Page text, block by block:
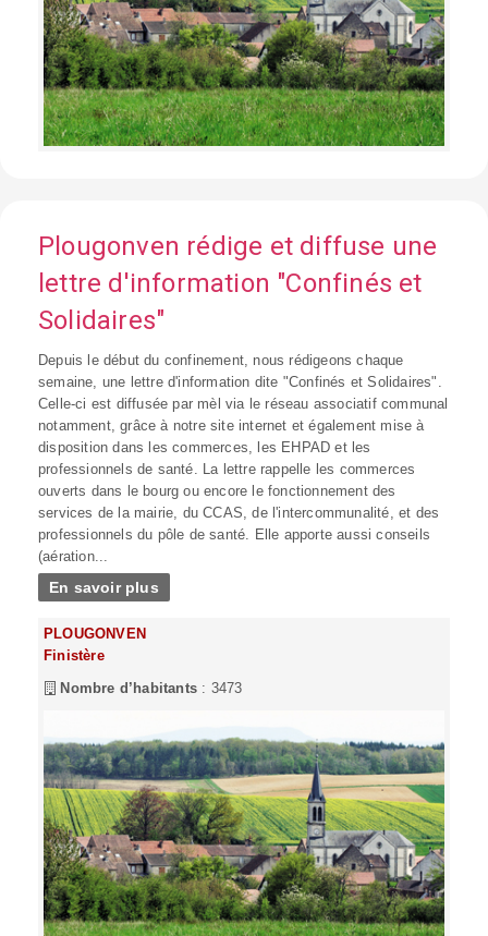
Plougonven rédige et diffuse une
lettre d'information "Confinés et
Solidaires"
Depuis le début du confinement, nous rédigeons chaque
semaine, une lettre d'information dite "Confinés et Solidaires".
Celle-ci est diffusée par mèl via le réseau associatif communal
notamment, grâce à notre site internet et également mise à
disposition dans les commerces, les EHPAD et les
professionnels de santé. La lettre rappelle les commerces
ouverts dans le bourg ou encore le fonctionnement des
services de la mairie, du CCAS, de l'intercommunalité, et des
professionnels du pôle de santé. Elle apporte aussi conseils
(aération...
En savoir plus
PLOUGONVEN
Finistère
Nombre d’habitants : 3473